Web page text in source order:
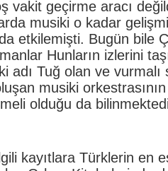
vakit geçirme aracı
musiki o kadar
etkilemişti. Bugün bile
Hunların izlerini
adı Tuğ olan ve
musiki orkestrasının
olduğu da
kayıtlara Türklerin en